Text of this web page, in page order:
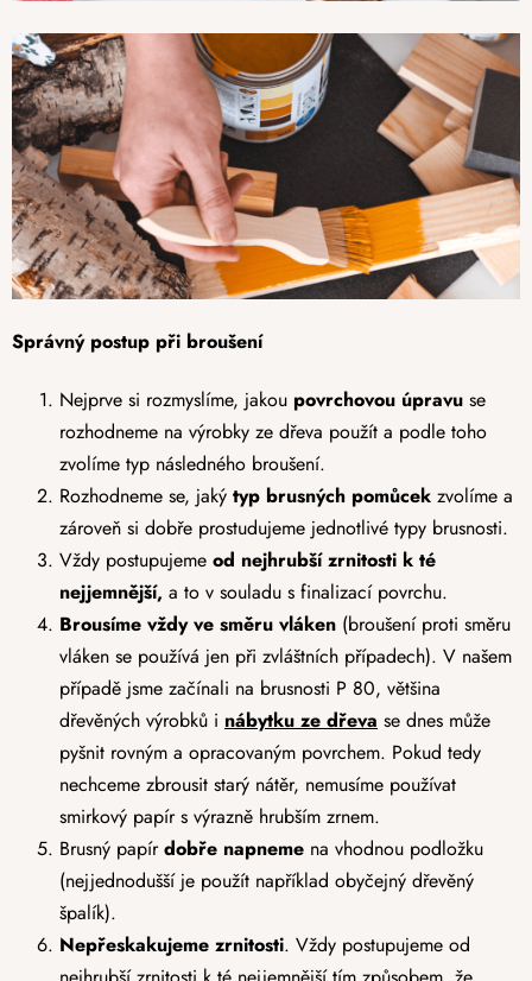
Správný postup při broušení
Nejprve si rozmyslíme, jakou povrchovou úpravu se
rozhodneme na výrobky ze dřeva použít a podle toho
zvolíme typ následného broušení.
Rozhodneme se, jaký typ brusných pomůcek zvolíme a
zároveň si dobře prostudujeme jednotlivé typy brusnosti.
Vždy postupujeme od nejhrubší zrnitosti k té
nejjemnější, a to v souladu s finalizací povrchu.
Brousíme vždy ve směru vláken (broušení proti směru
vláken se používá jen při zvláštních případech). V našem
případě jsme začínali na brusnosti P 80, většina
dřevěných výrobků i nábytku ze dřeva se dnes může
pyšnit rovným a opracovaným povrchem. Pokud tedy
nechceme zbrousit starý nátěr, nemusíme používat
smirkový papír s výrazně hrubším zrnem.
Brusný papír dobře napneme na vhodnou podložku
(nejjednodušší je použít například obyčejný dřevěný
špalík).
Nepřeskakujeme zrnitosti. Vždy postupujeme od